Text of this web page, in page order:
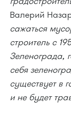
Валерий
сажаться
строитель с
Зеленограда,
себя
существует в
и не будет